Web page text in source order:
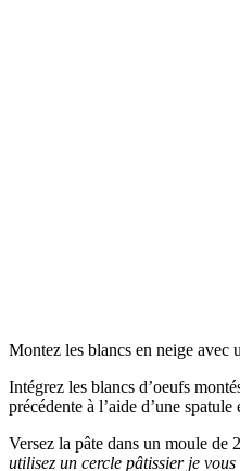
Montez les blancs en neige avec
Intégrez les blancs d’oeufs
précédente à l’aide d’une
Versez la pâte dans un moule de
utilisez un cercle pâtissier je